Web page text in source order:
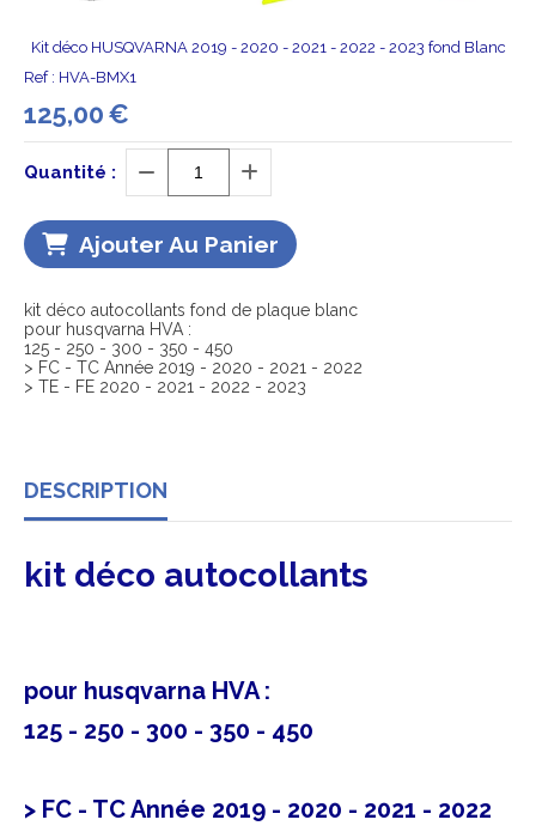
Kit déco HUSQVARNA 2019 - 2020 - 2021 - 2022 - 2023 fond Blanc
Ref : HVA-BMX1
125,00€
Quantité :
Ajouter Au Panier
kit déco autocollants fond de plaque blanc
pour husqvarna HVA :
125 - 250 - 300 - 350 - 450
> FC - TC Année 2019 - 2020 - 2021 - 2022
> TE - FE 2020 - 2021 - 2022 - 2023
DESCRIPTION
kit déco autocollants
pour husqvarna HVA :
125 - 250 - 300 - 350 - 450
> FC - TC Année 2019 - 2020 - 2021 - 2022